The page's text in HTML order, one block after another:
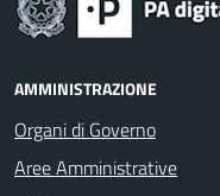
AMMINISTRAZIONE
Organi di Governo
Aree Amministrative